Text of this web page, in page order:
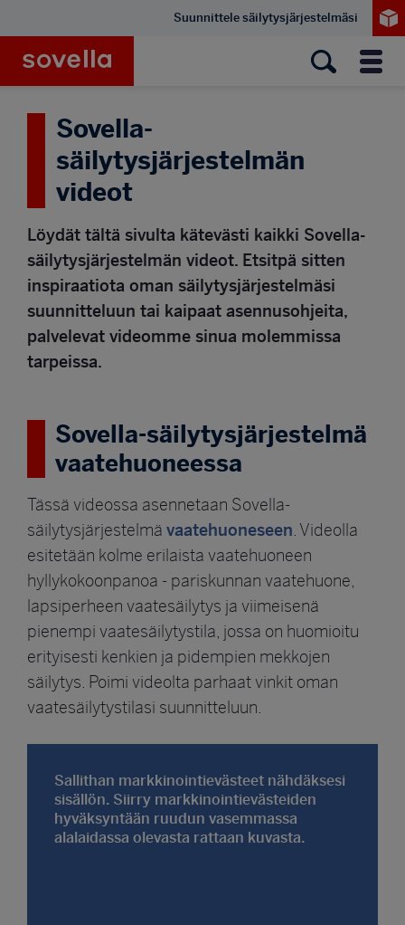
pääsisältöön
Suunnittele säilytysjärjestelmäsi
Sovella
Sovella-
säilytysjärjestelmän
videot
Löydät tältä sivulta kätevästi kaikki Sovella-
säilytysjärjestelmän videot. Etsitpä sitten
inspiraatiota oman säilytysjärjestelmäsi
suunnitteluun tai kaipaat asennusohjeita,
palvelevat videomme sinua molemmissa
tarpeissa.
Sovella-säilytysjärjestelmä
vaatehuoneessa
Tässä videossa asennetaan Sovella-
säilytysjärjestelmä vaatehuoneseen. Videolla
esitetään kolme erilaista vaatehuoneen
hyllykokoonpanoa - pariskunnan vaatehuone,
lapsiperheen vaatesäilytys ja viimeisenä
pienempi vaatesäilytystila, jossa on huomioitu
erityisesti kenkien ja pidempien mekkojen
säilytys. Poimi videolta parhaat vinkit oman
vaatesäilytystilasi suunnitteluun.
Sallithan markkinointievästeet nähdäksesi
sisällön. Siirry markkinointievästeiden
hyväksyntään ruudun vasemmassa
alalaidassa olevasta rattaan kuvasta.